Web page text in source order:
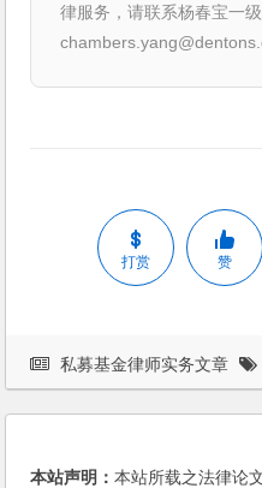
律服务，请联系杨春宝一级
打赏 赞
私募基金律师实务文章
本站声明：本站所载之法律论